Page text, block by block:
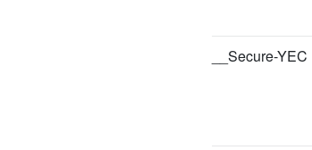
__Secure-YEC